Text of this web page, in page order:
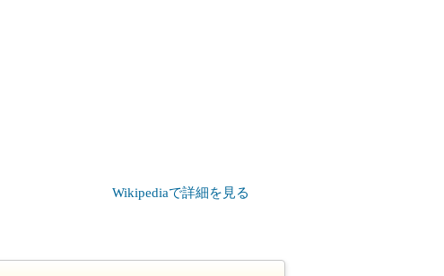
Wikipediaで詳細を見る